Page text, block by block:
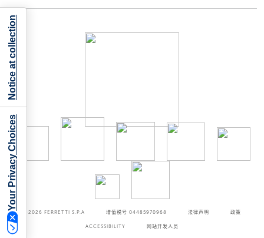
©2026 FERRETTI S.P.A 增值税号 04485970968 法律声明 政策
ACCESSIBILITY 网站开发人员
Your Privacy Choices
Notice at collection